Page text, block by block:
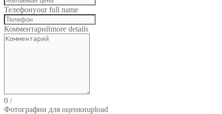
Телефонyour full name
Комментарийmore details
0 /
Фотографии для оценкиupload